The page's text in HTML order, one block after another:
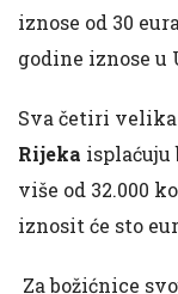
iznose od 30
godine iznose u
Sva četiri velika
Rijeka isplaćuju
više od 32.000
iznosit će sto
Za božićnice